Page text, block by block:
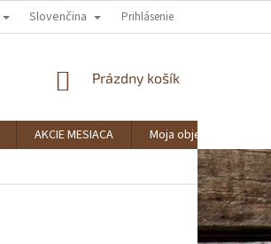
SPOLUPRÁCA VERNOSTNÝ KLUB BOHOSTYLE
Slovenčina Prihlásenie
NÁKUPNÝ
Prázdny košík
AKCIE MESIACA
Moja objednávka